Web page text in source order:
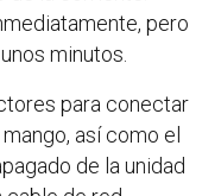
pero
minutos.
para conectar
así como el
de la unidad